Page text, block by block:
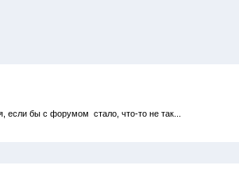
если бы с форумом стало, что-то не так...